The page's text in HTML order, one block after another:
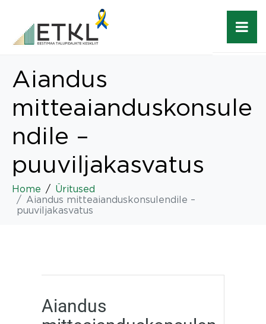
Aiandus
mitteaianduskonsule
ndile –
puuviljakasvatus
Home
Üritused
Aiandus mitteaianduskonsulendile –
puuviljakasvatus
Aiandus